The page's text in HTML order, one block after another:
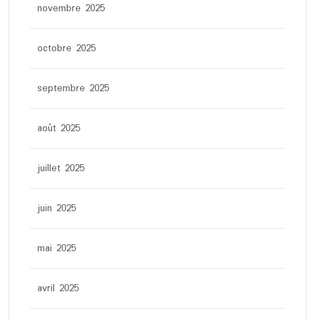
novembre 2025
octobre 2025
septembre 2025
août 2025
juillet 2025
juin 2025
mai 2025
avril 2025